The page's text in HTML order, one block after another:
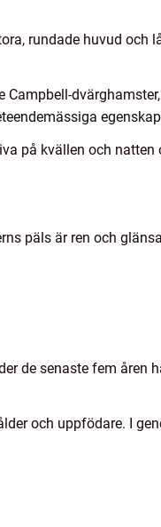
rundade huvud och
på kvällen och natten
päls är ren och
de senaste fem åren
och uppfödare. I